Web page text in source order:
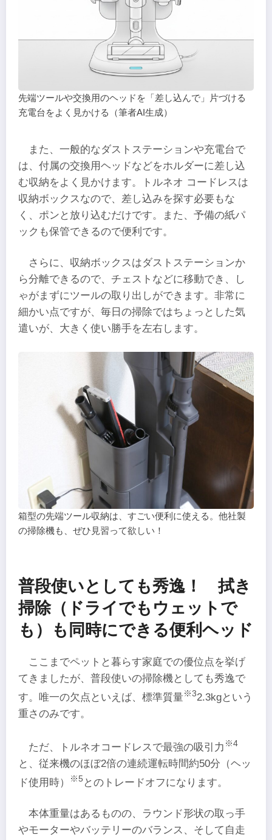
先端ツールや交換用のヘッドを「差し込んで」片づける
充電台をよく見かける（筆者AI生成）
また、一般的なダストステーションや充電台で
は、付属の交換用ヘッドなどをホルダーに差し込
む収納をよく見かけます。トルネオ コードレスは
収納ボックスなので、差し込みを探す必要もな
く、ポンと放り込むだけです。また、予備の紙パ
ックも保管できるので便利です。
さらに、収納ボックスはダストステーションか
ら分離できるので、チェストなどに移動でき、し
ゃがまずにツールの取り出しができます。非常に
細かい点ですが、毎日の掃除ではちょっとした気
遣いが、大きく使い勝手を左右します。
箱型の先端ツール収納は、すごい便利に使える。他社製
の掃除機も、ぜひ見習って欲しい！
普段使いとしても秀逸！ 拭き
掃除（ドライでもウェットで
も）も同時にできる便利ヘッド
ここまでペットと暮らす家庭での優位点を挙げ
てきましたが、普段使いの掃除機としても秀逸で
す。唯一の欠点といえば、標準質量※32.3kgという
重さのみです。
ただ、トルネオコードレスで最強の吸引力 ※4
と、従来機のほぼ2倍の連続運転時間約50分（ヘッ
ド使用時）
※5 とのトレードオフになります。
本体重量はあるものの、ラウンド形状の取っ手
やモーターやバッテリーのバランス、そして自走